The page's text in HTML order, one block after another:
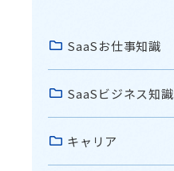
SaaSお仕事知識
SaaSビジネス知識
キャリア